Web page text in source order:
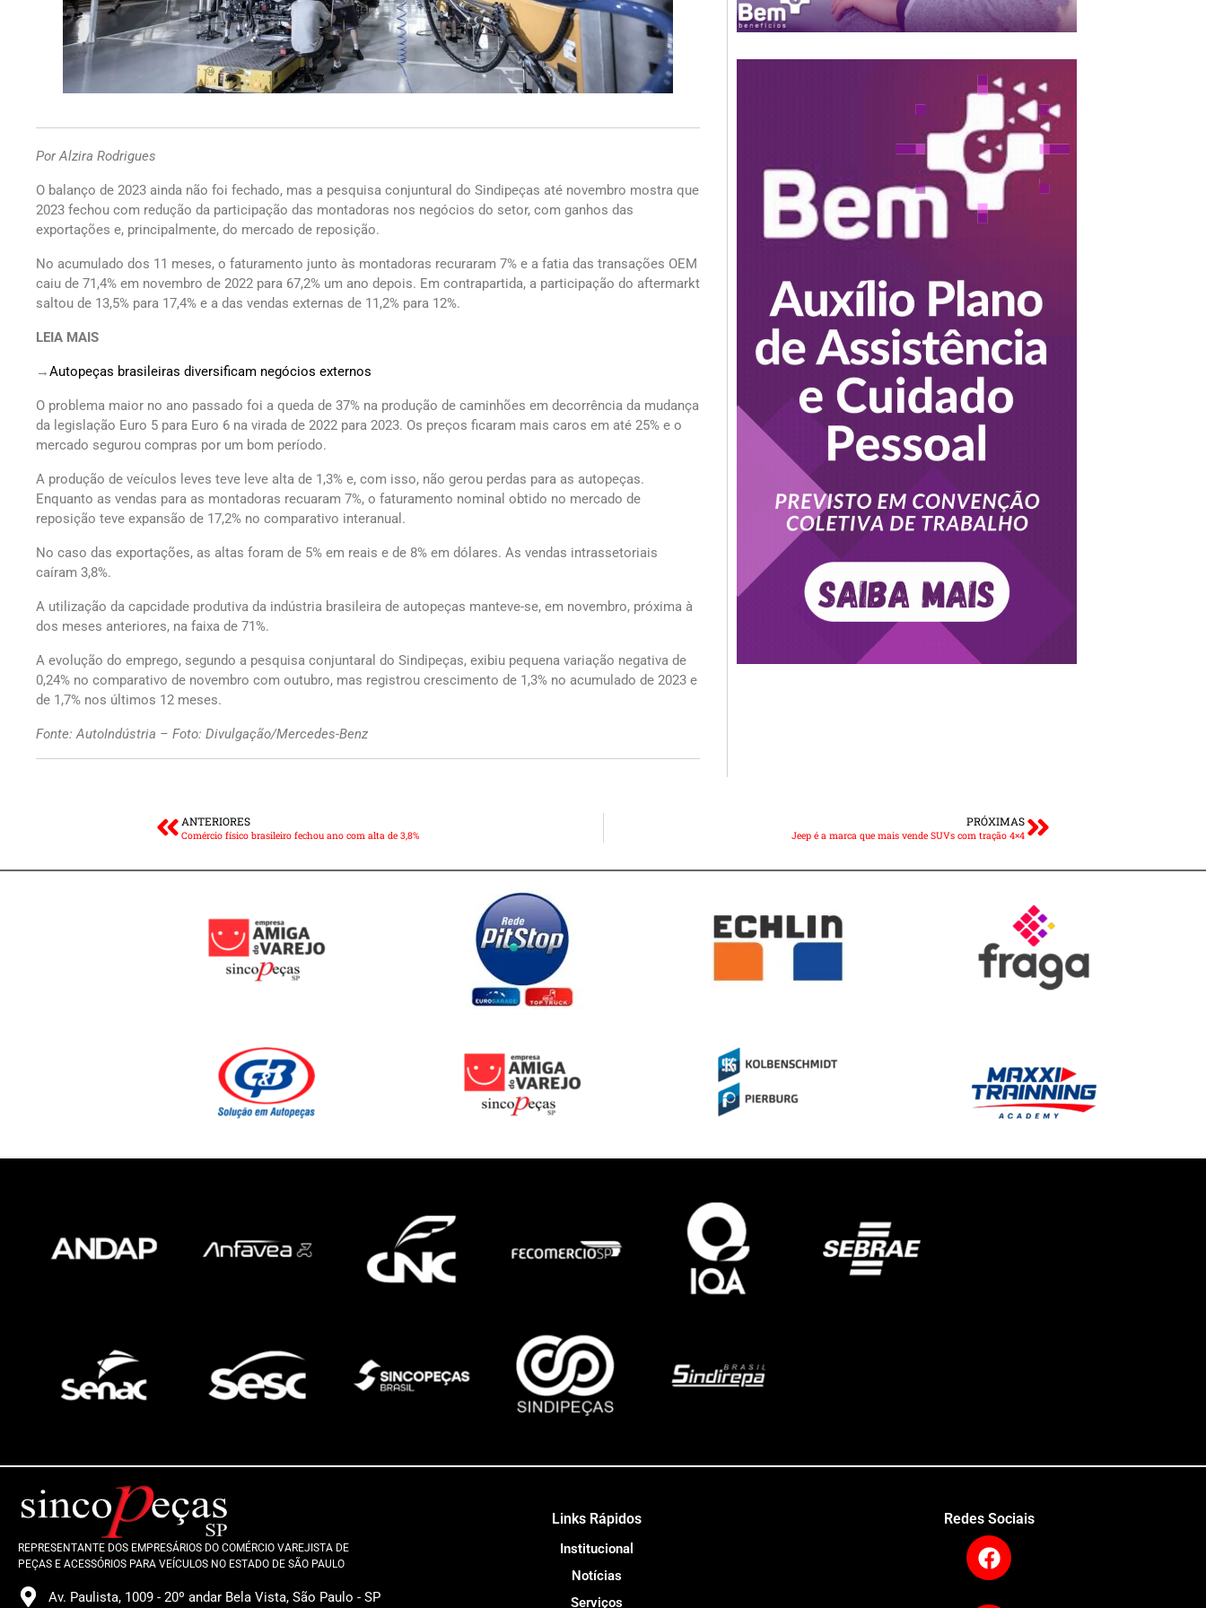
Por Alzira Rodrigues
O balanço de 2023 ainda não foi fechado, mas a pesquisa conjuntural do Sindipeças até novembro mostra que
2023 fechou com redução da participação das montadoras nos negócios do setor, com ganhos das
exportações e, principalmente, do mercado de reposição.
No acumulado dos 11 meses, o faturamento junto às montadoras recuraram 7% e a fatia das transações OEM
caiu de 71,4% em novembro de 2022 para 67,2% um ano depois. Em contrapartida, a participação do aftermarkt
saltou de 13,5% para 17,4% e a das vendas externas de 11,2% para 12%.
LEIA MAIS
→Autopeças brasileiras diversificam negócios externos
O problema maior no ano passado foi a queda de 37% na produção de caminhões em decorrência da mudança
da legislação Euro 5 para Euro 6 na virada de 2022 para 2023. Os preços ficaram mais caros em até 25% e o
mercado segurou compras por um bom período.
A produção de veículos leves teve leve alta de 1,3% e, com isso, não gerou perdas para as autopeças.
Enquanto as vendas para as montadoras recuaram 7%, o faturamento nominal obtido no mercado de
reposição teve expansão de 17,2% no comparativo interanual.
No caso das exportações, as altas foram de 5% em reais e de 8% em dólares. As vendas intrassetoriais
caíram 3,8%.
A utilização da capcidade produtiva da indústria brasileira de autopeças manteve-se, em novembro, próxima à
dos meses anteriores, na faixa de 71%.
A evolução do emprego, segundo a pesquisa conjuntaral do Sindipeças, exibiu pequena variação negativa de
0,24% no comparativo de novembro com outubro, mas registrou crescimento de 1,3% no acumulado de 2023 e
de 1,7% nos últimos 12 meses.
Fonte: AutoIndústria – Foto: Divulgação/Mercedes-Benz
ANTERIORES
Comércio físico brasileiro fechou ano com alta de 3,8%
PRÓXIMAS
Jeep é a marca que mais vende SUVs com tração 4×4
REPRESENTANTE DOS EMPRESÁRIOS DO COMÉRCIO VAREJISTA DE
PEÇAS E ACESSÓRIOS PARA VEÍCULOS NO ESTADO DE SÃO PAULO
Av. Paulista, 1009 - 20º andar Bela Vista, São Paulo - SP
Links Rápidos
Institucional
Notícias
Serviços
Redes Sociais